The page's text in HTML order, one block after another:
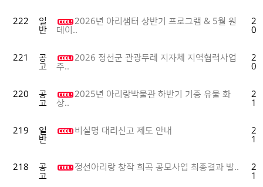
222
일
반
2026년 아리샘터 상반기 프로그램 & 5월 원
데이..
221
공
고
2026 정선군 관광두레 지자체 지역협력사업
주..
220
공
고
2025년 아리랑박물관 하반기 기증 유물 화
상..
219
일
반
비실명 대리신고 제도 안내
218
공
고
정선아리랑 창작 희곡 공모사업 최종결과 발..